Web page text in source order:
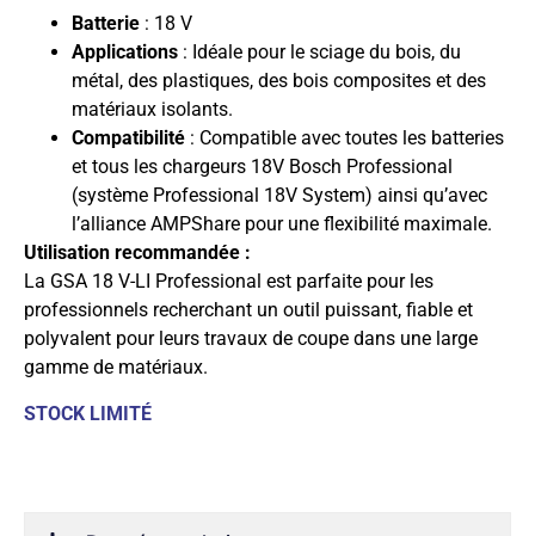
Batterie : 18 V
Applications : Idéale pour le sciage du bois, du
métal, des plastiques, des bois composites et des
matériaux isolants.
Compatibilité : Compatible avec toutes les batteries
et tous les chargeurs 18V Bosch Professional
(système Professional 18V System) ainsi qu’avec
l’alliance AMPShare pour une flexibilité maximale.
Utilisation recommandée :
La GSA 18 V-LI Professional est parfaite pour les
professionnels recherchant un outil puissant, fiable et
polyvalent pour leurs travaux de coupe dans une large
gamme de matériaux.
STOCK LIMITÉ